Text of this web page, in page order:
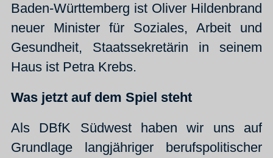
Baden-Württemberg ist Oliver Hildenbrand
neuer Minister für Soziales, Arbeit und
Gesundheit, Staatssekretärin in seinem
Haus ist Petra Krebs.
Was jetzt auf dem Spiel steht
Als DBfK Südwest haben wir uns auf
Grundlage langjähriger berufspolitischer